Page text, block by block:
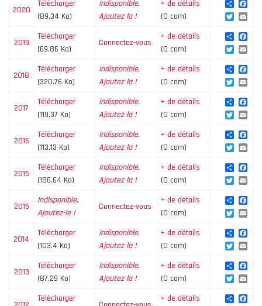
2020
Télécharger
(89.34 Ko)
Indisponible,
Ajoutez la !
+ de détails
(0 com)
Share
Twitter
2019
Télécharger
(69.86 Ko)
Connectez-vous
+ de détails
(0 com)
Share
Twitter
2018
Télécharger
(320.76 Ko)
Indisponible,
Ajoutez la !
+ de détails
(0 com)
Share
Twitter
2017
Télécharger
(119.37 Ko)
Indisponible,
Ajoutez la !
+ de détails
(0 com)
Share
Twitter
2016
Télécharger
(113.13 Ko)
Indisponible,
Ajoutez la !
+ de détails
(0 com)
Share
Twitter
2015
Télécharger
(186.64 Ko)
Indisponible,
Ajoutez la !
+ de détails
(0 com)
Share
Twitter
2015
Indisponible,
Ajoutez-le !
Connectez-vous
+ de détails
(0 com)
Share
Twitter
2014
Télécharger
(103.4 Ko)
Indisponible,
Ajoutez la !
+ de détails
(0 com)
Share
Twitter
2013
Télécharger
(87.29 Ko)
Indisponible,
Ajoutez la !
+ de détails
(0 com)
Share
Twitter
Télécharger
+ de détails
Share